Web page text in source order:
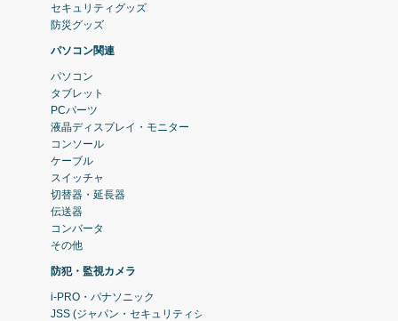
セキュリティグッズ
防災グッズ
パソコン関連
パソコン
タブレット
PCパーツ
液晶ディスプレイ・モニター
コンソール
ケーブル
スイッチャ
切替器・延長器
伝送器
コンバータ
その他
防犯・監視カメラ
i-PRO・パナソニック
JSS (ジャパン・セキュリティシステム)